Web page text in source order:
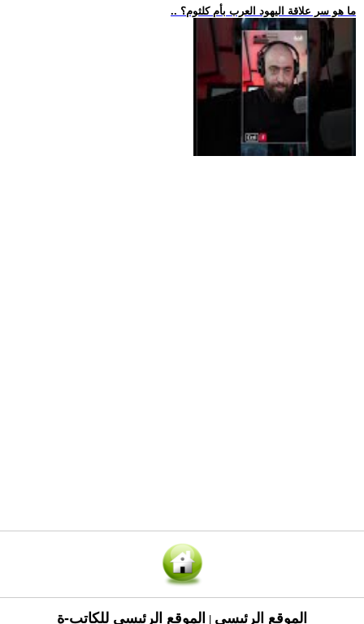
.. ما هو سر علاقة اليهود العرب بأم كلثوم؟
الموقع الرئيسي الموقع الرئيسي للكاتب-ة